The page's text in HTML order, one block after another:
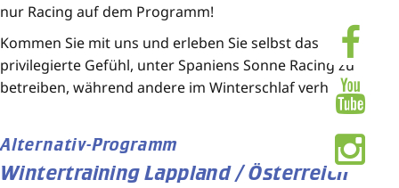
nur Racing auf dem Programm!
Kommen Sie mit uns und erleben Sie selbst das
privilegierte Gefühl, unter Spaniens Sonne Racing zu
betreiben, während andere im Winterschlaf verharren.
Alternativ-Programm
Wintertraining Lappland / Österreich